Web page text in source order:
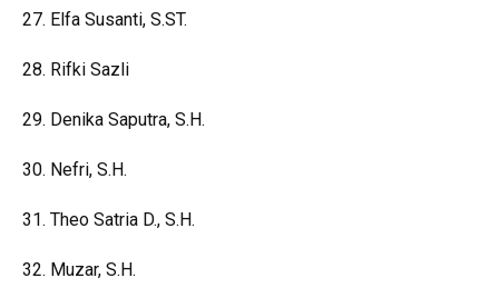
27. Elfa Susanti, S.ST.
28. Rifki Sazli
29. Denika Saputra, S.H.
30. Nefri, S.H.
31. Theo Satria D., S.H.
32. Muzar, S.H.